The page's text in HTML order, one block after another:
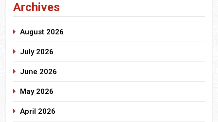
Archives
August 2026
July 2026
June 2026
May 2026
April 2026